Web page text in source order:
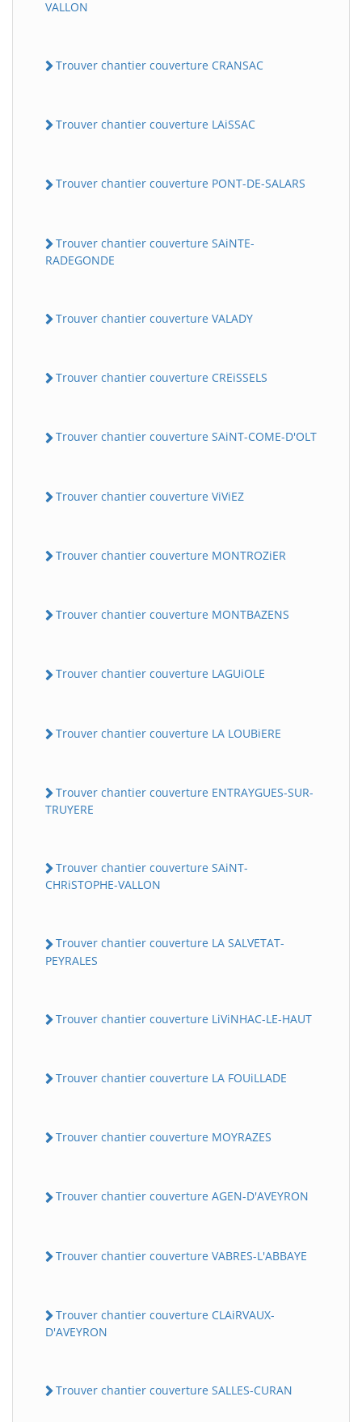
VALLON
Trouver chantier couverture CRANSAC
Trouver chantier couverture LAiSSAC
Trouver chantier couverture PONT-DE-SALARS
Trouver chantier couverture SAiNTE-
RADEGONDE
Trouver chantier couverture VALADY
Trouver chantier couverture CREiSSELS
Trouver chantier couverture SAiNT-COME-D'OLT
Trouver chantier couverture ViViEZ
Trouver chantier couverture MONTROZiER
Trouver chantier couverture MONTBAZENS
Trouver chantier couverture LAGUiOLE
Trouver chantier couverture LA LOUBiERE
Trouver chantier couverture ENTRAYGUES-SUR-
TRUYERE
Trouver chantier couverture SAiNT-
CHRiSTOPHE-VALLON
Trouver chantier couverture LA SALVETAT-
PEYRALES
Trouver chantier couverture LiViNHAC-LE-HAUT
Trouver chantier couverture LA FOUiLLADE
Trouver chantier couverture MOYRAZES
Trouver chantier couverture AGEN-D'AVEYRON
Trouver chantier couverture VABRES-L'ABBAYE
Trouver chantier couverture CLAiRVAUX-
D'AVEYRON
Trouver chantier couverture SALLES-CURAN